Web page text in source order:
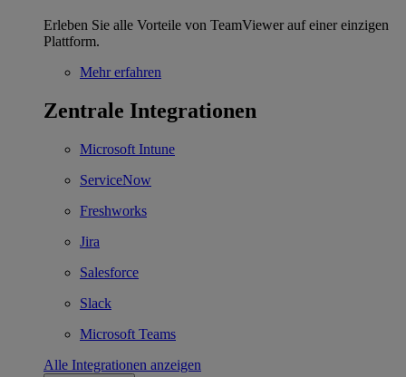
Erleben Sie alle Vorteile von TeamViewer auf einer einzigen
Plattform.
Mehr erfahren
Zentrale Integrationen
Microsoft Intune
ServiceNow
Freshworks
Jira
Salesforce
Slack
Microsoft Teams
Alle Integrationen anzeigen